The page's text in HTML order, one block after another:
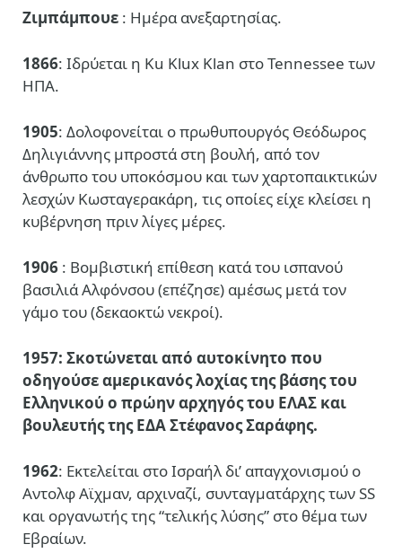
Ζιμπάμπουε : Ημέρα ανεξαρτησίας.
1866: Ιδρύεται η Ku Klux Klan στο Tennessee των
ΗΠΑ.
1905: Δολοφονείται ο πρωθυπουργός Θεόδωρος
Δηλιγιάννης μπροστά στη βουλή, από τον
άνθρωπο του υποκόσμου και των χαρτοπαικτικών
λεσχών Κωσταγερακάρη, τις οποίες είχε κλείσει η
κυβέρνηση πριν λίγες μέρες.
1906 : Βομβιστική επίθεση κατά του ισπανού
βασιλιά Αλφόνσου (επέζησε) αμέσως μετά τον
γάμο του (δεκαοκτώ νεκροί).
1957: Σκοτώνεται από αυτοκίνητο που
οδηγούσε αμερικανός λοχίας της βάσης του
Ελληνικού ο πρώην αρχηγός του ΕΛΑΣ και
βουλευτής της ΕΔΑ Στέφανος Σαράφης.
1962: Εκτελείται στο Ισραήλ δι’ απαγχονισμού ο
Αντολφ Αϊχμαν, αρχιναζί, συνταγματάρχης των SS
και οργανωτής της “τελικής λύσης” στο θέμα των
Εβραίων.